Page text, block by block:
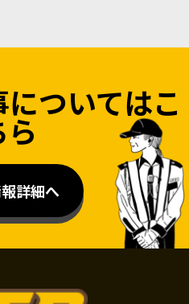
ついてはこ
ら
詳細へ